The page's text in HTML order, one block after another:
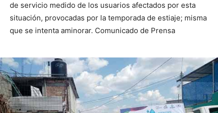
de servicio medido de los usuarios afectados por esta
situación, provocadas por la temporada de estiaje; misma
que se intenta aminorar. Comunicado de Prensa